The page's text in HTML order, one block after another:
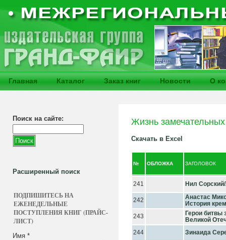
Главная Каталог Заказ книг Новости О
Поиск на сайте:
Расширенный поиск
ПОДПИШИТЕСЬ НА
ЕЖЕНЕДЕЛЬНЫЕ
ПОСТУПЛЕНИЯ КНИГ (ПРАЙС-
ЛИСТ)
Имя *
Жизнь
Скачать в Excel
№ ОБЛОЖКА ЗАГОЛОВОК
241 Нил
242
Анастас
История
243
Герои битвы
Великой
244
Зинаида